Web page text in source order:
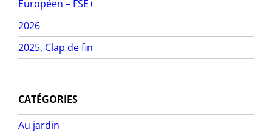
Européen – FSE+
2026
2025, Clap de fin
CATÉGORIES
Au jardin